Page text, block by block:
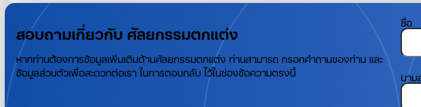
สอบถามเกี่ยวกับ ศัลยกรรมตกแต่ง
หากท่านต้องการข้อมูลเพิ่มเติมด้านศัลยกรรมตกแต่ง ท่านสามารถ กรอกคำถามของท่าน และ
ข้อมูลส่วนตัวเพื่อสะดวกต่อเรา ในการตอบกลับ ไว้ในช่องข้อความตรงนี้
ชื่อ
นา